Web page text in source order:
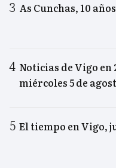
As Cunchas, 10
Noticias de Vigo en
miércoles 5 de
El tiempo en Vigo,